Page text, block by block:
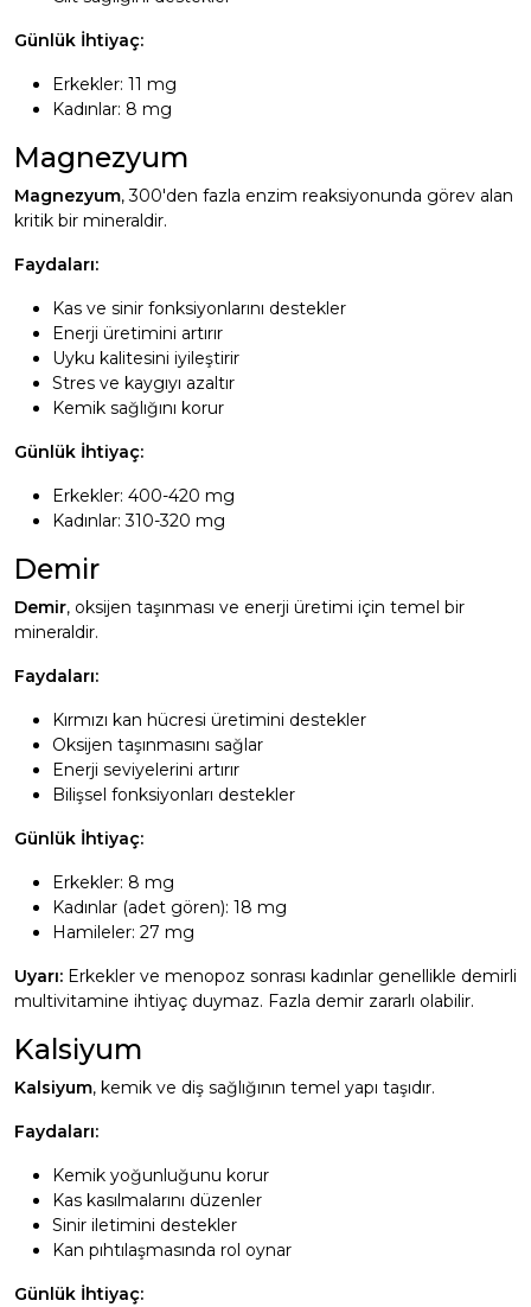
Günlük İhtiyaç:
Erkekler: 11 mg
Kadınlar: 8 mg
Magnezyum
Magnezyum, 300'den fazla enzim reaksiyonunda görev alan
kritik bir mineraldir.
Faydaları:
Kas ve sinir fonksiyonlarını destekler
Enerji üretimini artırır
Uyku kalitesini iyileştirir
Stres ve kaygıyı azaltır
Kemik sağlığını korur
Günlük İhtiyaç:
Erkekler: 400-420 mg
Kadınlar: 310-320 mg
Demir
Demir, oksijen taşınması ve enerji üretimi için temel bir
mineraldir.
Faydaları:
Kırmızı kan hücresi üretimini destekler
Oksijen taşınmasını sağlar
Enerji seviyelerini artırır
Bilişsel fonksiyonları destekler
Günlük İhtiyaç:
Erkekler: 8 mg
Kadınlar (adet gören): 18 mg
Hamileler: 27 mg
Uyarı: Erkekler ve menopoz sonrası kadınlar genellikle demirli
multivitamine ihtiyaç duymaz. Fazla demir zararlı olabilir.
Kalsiyum
Kalsiyum, kemik ve diş sağlığının temel yapı taşıdır.
Faydaları:
Kemik yoğunluğunu korur
Kas kasılmalarını düzenler
Sinir iletimini destekler
Kan pıhtılaşmasında rol oynar
Günlük İhtiyaç: